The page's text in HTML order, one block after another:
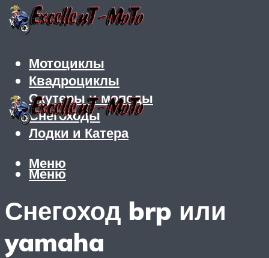
Мотоциклы
Квадроциклы
Скутеры и мопеды
Снегоходы
Лодки и Катера
Меню
Меню
Снегоход brp или
yamaha